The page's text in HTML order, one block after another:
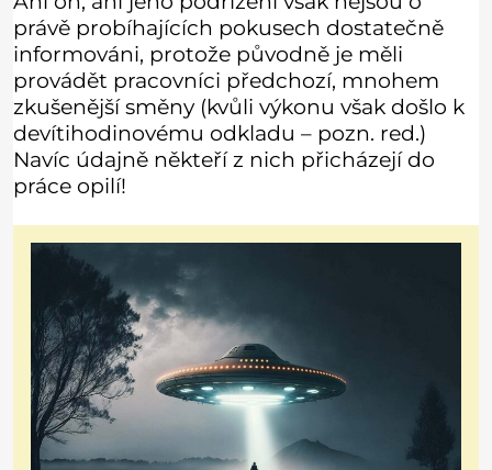
právě probíhajících pokusech dostatečně
informováni, protože původně je měli
provádět pracovníci předchozí, mnohem
zkušenější směny (kvůli výkonu však došlo k
devítihodinovému odkladu – pozn. red.)
Navíc údajně někteří z nich přicházejí do
práce opilí!